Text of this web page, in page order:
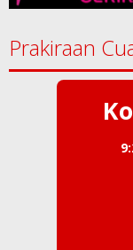
Prakiraan